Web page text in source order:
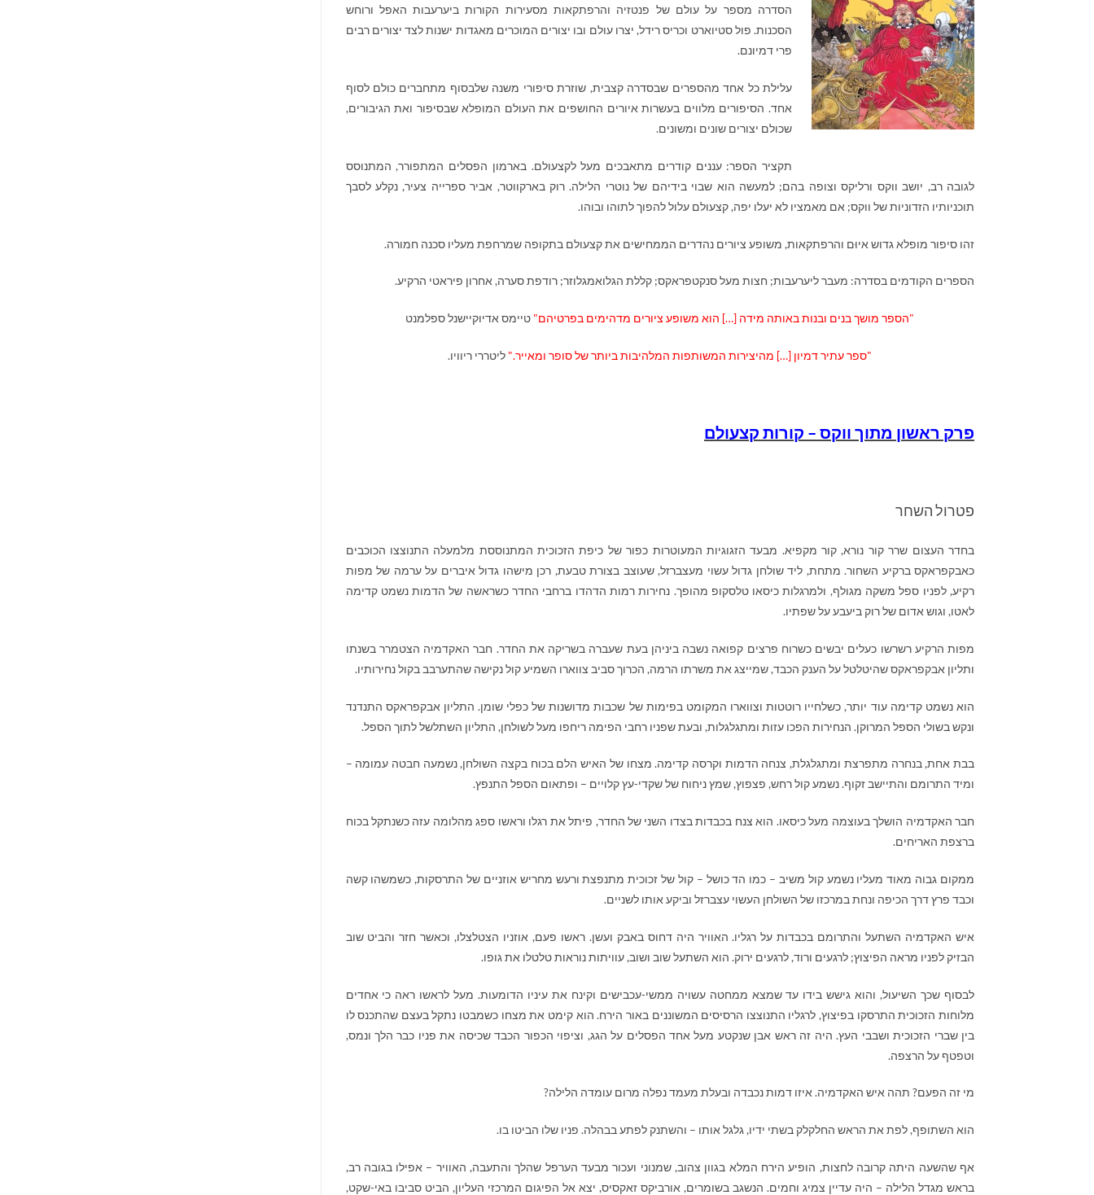
הסדרה מספר על עולם של פנטזיה והרפתקאות מסעירות הקורות ביערעבות האפל ורוחש
הסכנות. פול סטיוארט וכריס רידל, יצרו עולם ובו יצורים המוכרים מאגדות ישנות לצד יצורים רבים
פרי דמיונם.
עלילת כל אחד מהספרים שבסדרה קצבית, שוזרת סיפורי משנה שלבסוף מתחברים כולם לסוף
אחד. הסיפורים מלווים בעשרות איורים החושפים את העולם המופלא שבסיפור ואת הגיבורים,
שכולם יצורים שונים ומשונים.
תקציר הספר: עננים קודרים מתאבכים מעל לקצעולם. בארמון הפסלים המתפורר, המתנוסס
לגובה רב, יושב ווקס ורליקס וצופה בהם; למעשה הוא שבוי בידיהם של נוטרי הלילה. רוק בארקווטר, אביר ספרייה צעיר, נקלע לסבך
תוכניותיו הזדוניות של ווקס; אם מאמציו לא יעלו יפה, קצעולם עלול להפוך לתוהו ובוהו.
זהו סיפור מופלא גדוש איוּם והרפתקאות, משופע ציורים נהדרים הממחישים את קצעולם בתקופה שמרחפת מעליו סכנה חמורה.
הספרים הקודמים בסדרה: מעבר ליערעבות; חצות מעל סנקטפראקס; קללת הגלואמגלוזר; רודפת סערה, אחרון פיראטי הרקיע.
"הספר מושך בנים ובנות באותה מידה […] הוא משופע ציורים מדהימים בפרטיהם" טיימס אדיוקיישנל ספלמנט
"ספר עתיר דמיון […] מהיצירות המשותפות המלהיבות ביותר של סופר ומאייר." ליטררי ריוויו.
פרק ראשון מתוך ווקס – קורות קצעולם
פטרול השחר
בחדר העצום שרר קור נורא, קור מקפיא. מבעד הזגוגיות המעוטרות כפור של כיפת הזכוכית המתנוססת מלמעלה התנוצצו הכוכבים
כאבקפראקס ברקיע השחור. מתחת, ליד שולחן גדול עשוי מעצברזל, שעוצב בצורת טבעת, רכן מישהו גדול איברים על ערמה של מפות
רקיע, לפניו ספל משקה מגולף, ולמרגלות כיסאו טלסקופ מהופך. נחירות רמות הדהדו ברחבי החדר כשראשה של הדמות נשמט קדימה
לאטו, וגוש אדום של רוק ביעבע על שפתיו.
מפות הרקיע רשרשו כעלים יבשים כשרוח פרצים קפואה נשבה ביניהן בעת שעברה בשריקה את החדר. חבר האקדמיה הצטמרר בשנתו
ותליון אבקפראקס שהיטלטל על הענק הכבד, שמייצג את משרתו הרמה, הכרוך סביב צווארו השמיע קול נקישה שהתערבב בקול נחירותיו.
הוא נשמט קדימה עוד יותר, כשלחייו רוטטות וצווארו המקומט בפימות של שכבות מדושנות של כפלי שומן. התליון אבקפראקס התנדנד
ונקש בשולי הספל המרוקן. הנחירות הפכו עזות ומתגלגלות, ובעת שפניו רחבי הפימה ריחפו מעל לשולחן, התליון השתלשל לתוך הספל.
בבת אחת, בנחרה מתפרצת ומתגלגלת, צנחה הדמות וקרסה קדימה. מצחו של האיש הלם בכוח בקצה השולחן, נשמעה חבטה עמומה –
ומיד התרומם והתיישב זקוף. נשמע קול רחש, פצפוץ, שמץ ניחוח של שקדי-עץ קלויים – ופתאום הספל התנפץ.
חבר האקדמיה הושלך בעוצמה מעל כיסאו. הוא צנח בכבדות בצדו השני של החדר, פיתל את רגלו וראשו ספג מהלומה עזה כשנתקל בכוח
ברצפת האריחים.
ממקום גבוה מאוד מעליו נשמע קול משיב – כמו הד כושל – קול של זכוכית מתנפצת ורעש מחריש אוזניים של התרסקות, כשמשהו קשה
וכבד פרץ דרך הכיפה ונחת במרכזו של השולחן העשוי עצברזל וביקע אותו לשניים.
איש האקדמיה השתעל והתרומם בכבדות על רגליו. האוויר היה דחוס באבק ועשן. ראשו פעם, אוזניו הצטלצלו, וכאשר חזר והביט שוב
הבזיק לפניו מראה הפיצוץ; לרגעים ורוד, לרגעים ירוק. הוא השתעל שוב ושוב, עוויתות נוראות טלטלו את גופו.
לבסוף שכך השיעול, והוא גישש בידו עד שמצא ממחטה עשויה ממשי-עכבישים וקינח את עיניו הדומעות. מעל לראשו ראה כי אחדים
מלוחות הזכוכית התרסקו בפיצוץ, לרגליו התנוצצו הרסיסים המשוננים באור הירח. הוא קימט את מצחו כשמבטו נתקל בעצם שהתכנס לו
בין שברי הזכוכית ושבבי העץ. היה זה ראש אבן שנקטע מעל אחד הפסלים על הגג, וציפוי הכפור הכבד שכיסה את פניו כבר הלך ונמס,
וטפטף על הרצפה.
מי זה הפעם? תהה איש האקדמיה. איזו דמות נכבדה ובעלת מעמד נפלה מרום עומדה הלילה?
הוא השתופף, לפת את הראש החלקלק בשתי ידיו, גלגל אותו – והשתנק לפתע בבהלה. פניו שלו הביטו בו.
אף שהשעה היתה קרובה לחצות, הופיע הירח המלא בגוון צהוב, שמנוני ועכור מבעד הערפל שהלך והתעבה, האוויר – אפילו בגובה רב,
בראש מגדל הלילה – היה עדיין צמיג וחמים. הנשגב בשומרים, אורביקס זאקסיס, יצא אל הפיגום המרכזי העליון, הביט סביבו באי-שקט,